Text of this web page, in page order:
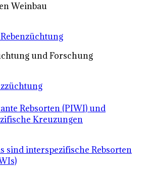
Weinbau
und Forschung
Rebsorten (PIWI) und
Kreuzungen
sind interspezifische Rebsorten